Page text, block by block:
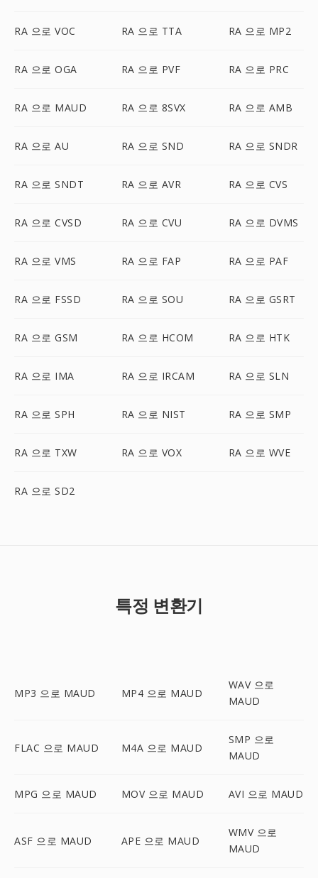
RA 으로 VOC RA 으로 TTA RA 으로 MP2
RA 으로 OGA RA 으로 PVF RA 으로 PRC
RA 으로 MAUD RA 으로 8SVX RA 으로 AMB
RA 으로 AU RA 으로 SND RA 으로 SNDR
RA 으로 SNDT RA 으로 AVR RA 으로 CVS
RA 으로 CVSD RA 으로 CVU RA 으로 DVMS
RA 으로 VMS RA 으로 FAP RA 으로 PAF
RA 으로 FSSD RA 으로 SOU RA 으로 GSRT
RA 으로 GSM RA 으로 HCOM RA 으로 HTK
RA 으로 IMA RA 으로 IRCAM RA 으로 SLN
RA 으로 SPH RA 으로 NIST RA 으로 SMP
RA 으로 TXW RA 으로 VOX RA 으로 WVE
RA 으로 SD2
특정 변환기
MP3 으로 MAUD MP4 으로 MAUD
WAV 으로
MAUD
FLAC 으로 MAUD M4A 으로 MAUD
SMP 으로
MAUD
MPG 으로 MAUD MOV 으로 MAUD AVI 으로 MAUD
ASF 으로 MAUD APE 으로 MAUD
WMV 으로
MAUD